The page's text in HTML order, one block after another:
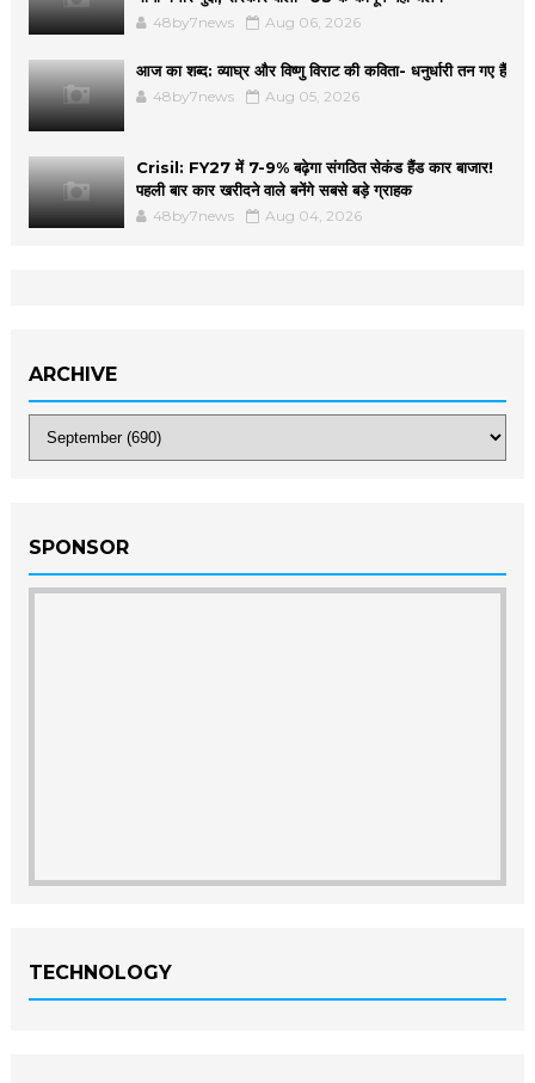
48by7news Aug 06, 2026
आज का शब्द: व्याघ्र और विष्णु विराट की कविता- धनुर्धारी तन गए हैं
48by7news Aug 05, 2026
Crisil: FY27 में 7-9% बढ़ेगा संगठित सेकंड हैंड कार बाजार!
पहली बार कार खरीदने वाले बनेंगे सबसे बड़े ग्राहक
48by7news Aug 04, 2026
ARCHIVE
SPONSOR
TECHNOLOGY